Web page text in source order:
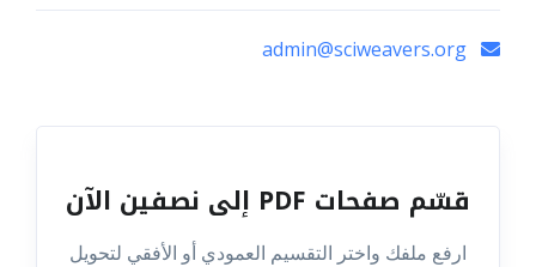
قسّم صفحات PDF إلى نصفين الآن
ارفع ملفك واختر التقسيم العمودي أو الأفقي لتحويل